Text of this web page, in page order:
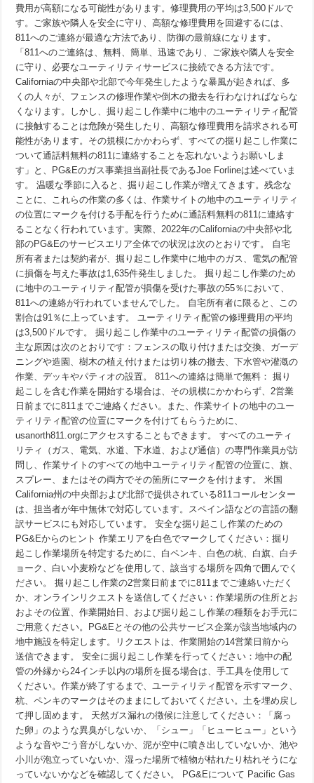
安
全
化
月
間
で
す。
掘
起
こ
し
作
業
が
る
場
合
は、
そ
の
模
に
か
か
わ
ら
ず、
す
べ
て
811
ま
で
ご
連
絡
だ
さ
い
費用が高額になる可能性があります。修理費用の平均は3,500ドルで
す。ご家族や隣人を安全に守り、高額な修理費用を回避するには、
811へのご連絡が最適な方法であり、防御の最前線になります。
「811へのご連絡は、無料、簡単、迅速であり、ご家族や隣人を安全
に守り、必要なユーティリティサービスに接続できる方法です。
Californiaの中央部や北部で今年発生したような暴風が起きれば、多
くの人々が、フェンスの修理作業や倒木の撤去を行わなければならな
くなります。しかし、掘り起こし作業中に地中のユーティリティ配管
に接触することは危険が発生したり、高額な修理費用を請求される可
能性があります。その規模にかかわらず、すべての掘り起こし作業に
ついて通話料無料の811に連絡することを忘れないようお願いしま
す」と、PG&Eのガス事業担当副社長であるJoe Forlineは述べていま
す。 温暖な季節に入ると、掘り起こし作業が増えてきます。残念な
ことに、これらの作業の多くは、作業サイトの地中のユーティリティ
の位置にマークを付ける手配を行うために通話料無料の811に連絡す
ることなく行われています。実際、2022年のCaliforniaの中央部や北
部のPG&Eのサービスエリア全体での状況は次のとおりです。 自宅
所有者または契約者が、掘り起こし作業中に地中のガス、電気の配管
に損傷を与えた事故は1,635件発生しました。 掘り起こし作業のため
に地中のユーティリティ配管が損傷を受けた事故の55％において、
811への連絡が行われていませんでした。 自宅所有者に限ると、この
割合は91％に上っています。 ユーティリティ配管の修理費用の平均
は3,500ドルです。 掘り起こし作業中のユーティリティ配管の損傷の
主な原因は次のとおりです：フェンスの取り付けまたは交換、ガーデ
ニングや造園、樹木の植え付けまたは切り株の撤去、下水管や灌漑の
作業、デッキやパティオの設置。 811への連絡は簡単で無料： 掘り
起こしを含む作業を開始する場合は、その規模にかかわらず、2営業
日前までに811までご連絡ください。また、作業サイトの地中のユー
ティリティ配管の位置にマークを付けてもらうために、
usanorth811.orgにアクセスすることもできます。 すべてのユーティ
リティ（ガス、電気、水道、下水道、および通信）の専門作業員が訪
問し、作業サイトのすべての地中ユーティリティ配管の位置に、旗、
スプレー、またはその両方でその箇所にマークを付けます。 米国
California州の中央部および北部で提供されている811コールセンター
は、担当者が年中無休で対応しています。スペイン語などの言語の翻
訳サービスにも対応しています。 安全な掘り起こし作業のための
PG&Eからのヒント 作業エリアを白色でマークしてください：掘り
起こし作業場所を特定するために、白ペンキ、白色の杭、白旗、白チ
ョーク、白い小麦粉などを使用して、該当する場所を四角で囲んでく
ださい。 掘り起こし作業の2営業日前までに811までご連絡いただく
か、オンラインリクエストを送信してください：作業場所の住所とお
およその位置、作業開始日、および掘り起こし作業の種類をお手元に
ご用意ください。PG&Eとその他の公共サービス企業が該当地域内の
地中施設を特定します。リクエストは、作業開始の14営業日前から
送信できます。 安全に掘り起こし作業を行ってください：地中の配
管の外縁から24インチ以内の場所を掘る場合は、手工具を使用して
ください。作業が終了するまで、ユーティリティ配管を示すマーク、
杭、ペンキのマークはそのままにしておいてください。土を埋め戻し
て押し固めます。 天然ガス漏れの徴候に注意してください：「腐っ
た卵」のような異臭がしないか、「シュー」「ヒューヒュー」という
ような音やごう音がしないか、泥が空中に噴き出していないか、池や
小川が泡立っていないか、湿った場所で植物が枯れたり枯れそうにな
っていないかなどを確認してください。 PG&Eについて Pacific Gas